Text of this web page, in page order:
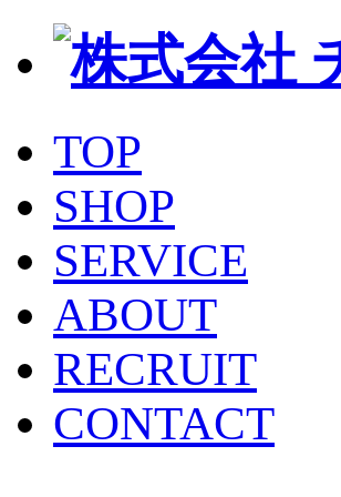
TOP
SHOP
SERVICE
ABOUT
RECRUIT
CONTACT